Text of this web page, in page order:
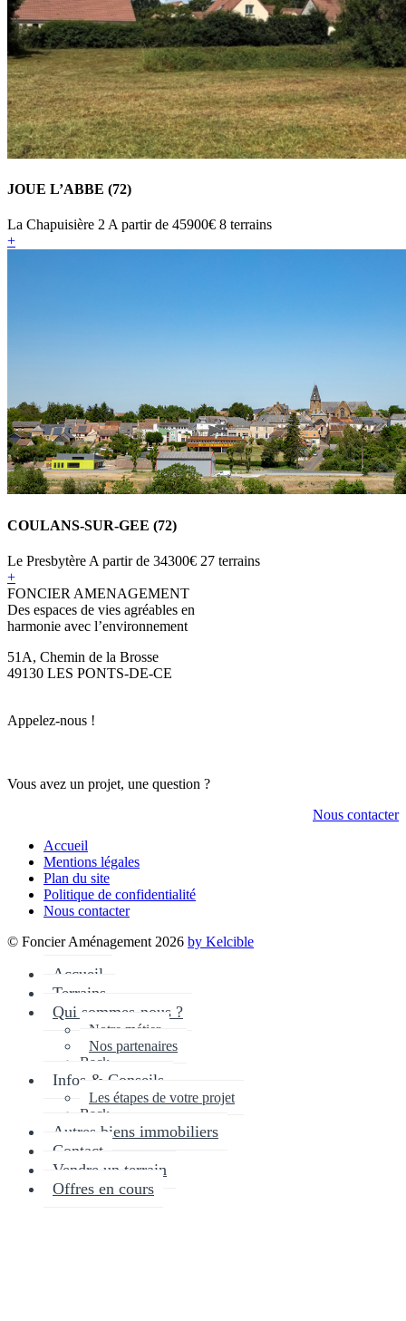
JOUE L’ABBE (72)
La Chapuisière 2 A partir de 45900€ 8 terrains
+
COULANS-SUR-GEE (72)
Le Presbytère A partir de 34300€ 27 terrains
+
FONCIER AMENAGEMENT
Des espaces de vies agréables en
harmonie avec l’environnement
51A, Chemin de la Brosse
49130 LES PONTS-DE-CE
Appelez-nous !
Vous avez un projet, une question ?
Nous contacter
Accueil
Mentions légales
Plan du site
Politique de confidentialité
Nous contacter
© Foncier Aménagement 2026 by Kelcible
Accueil
Terrains
Qui sommes-nous ?
Notre métier
Nos partenaires
Back
Infos & Conseils
Les étapes de votre projet
Back
Autres biens immobiliers
Contact
Vendre un terrain
Offres en cours